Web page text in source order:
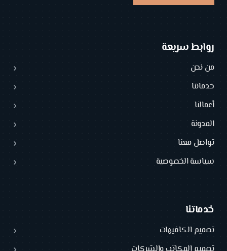
روابط سريعة
من نحن
خدماتنا
أعمالنا
المدونة
تواصل معنا
سياسة الخصوصية
خدماتنا
تصميم الكافيهات